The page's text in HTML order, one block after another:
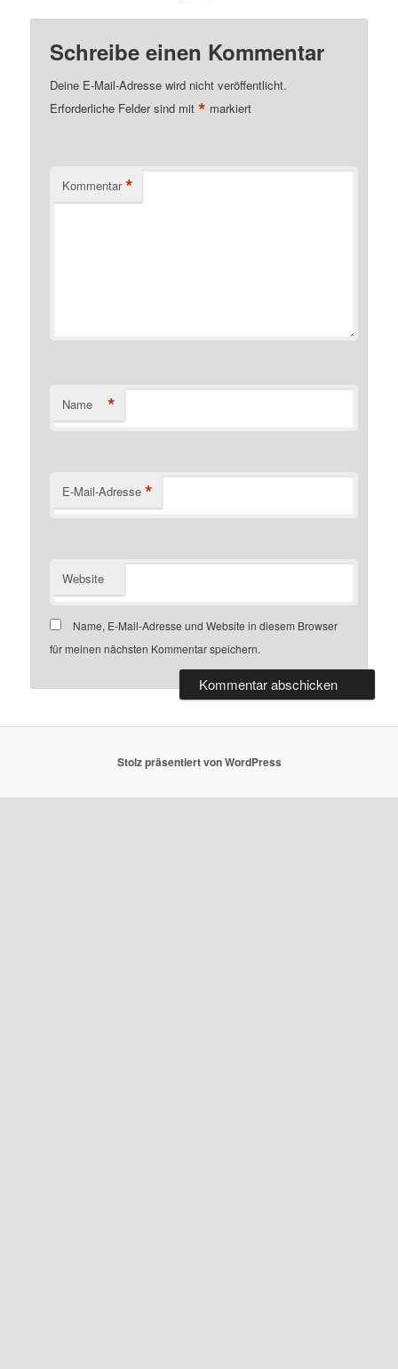
Schreibe einen Kommentar
Deine E-Mail-Adresse wird nicht veröffentlicht.
Erforderliche Felder sind mit* markiert
Kommentar *
Name *
E-Mail-Adresse *
Website
Name, E-Mail-Adresse und Website in diesem Browser
für meinen nächsten Kommentar speichern.
Stolz präsentiert von WordPress